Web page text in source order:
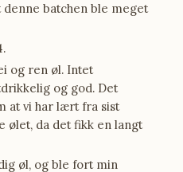
batchen ble meget
og ren øl. Intet
og god. Det
at vi har lært fra sist
ølet, da det fikk en langt
øl, og ble fort min